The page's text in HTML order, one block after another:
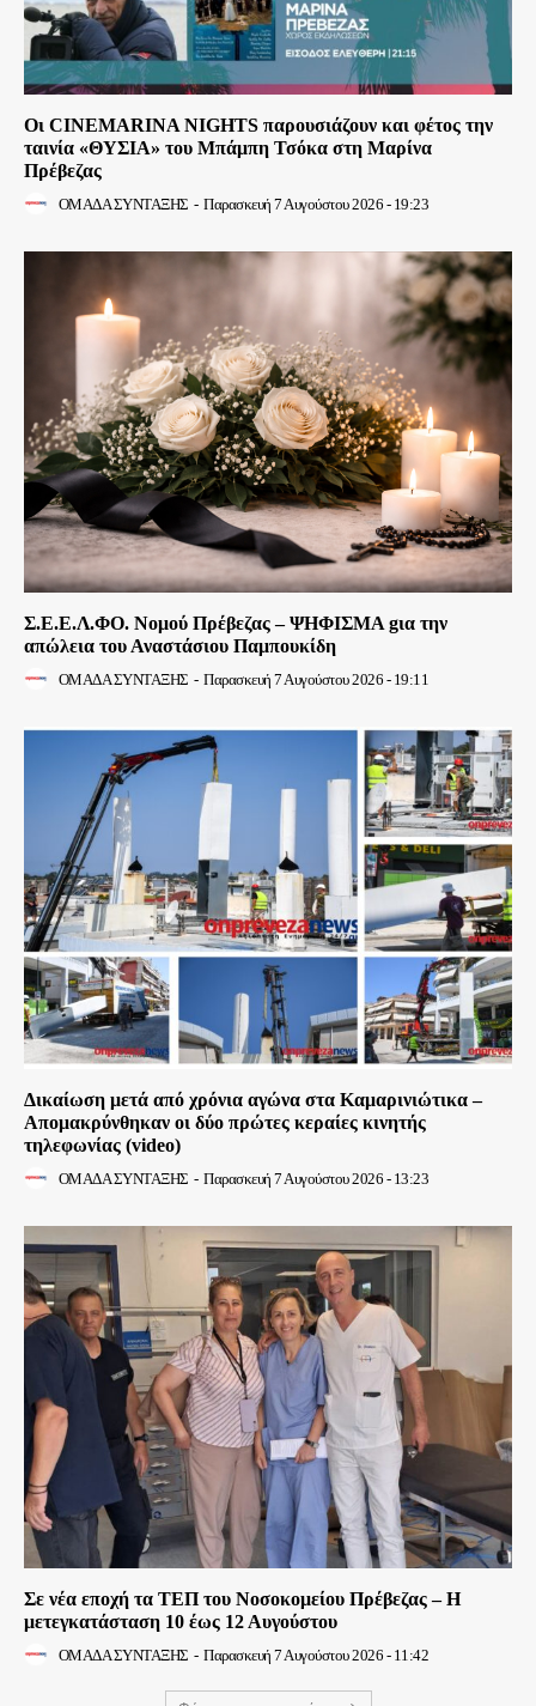
Οι CINEMARINA NIGHTS παρουσιάζουν και φέτος την
ταινία «ΘΥΣΙΑ» του Μπάμπη Τσόκα στη Μαρίνα
Πρέβεζας
ΟΜΑΔΑ ΣΥΝΤΑΞΗΣ - Παρασκευή 7 Αυγούστου 2026 - 19:23
Σ.Ε.Ε.Λ.ΦΟ. Νομού Πρέβεζας – ΨΗΦΙΣΜΑ gια την
απώλεια του Αναστάσιου Παμπουκίδη
ΟΜΑΔΑ ΣΥΝΤΑΞΗΣ - Παρασκευή 7 Αυγούστου 2026 - 19:11
Δικαίωση μετά από χρόνια αγώνα στα Καμαρινιώτικα –
Απομακρύνθηκαν οι δύο πρώτες κεραίες κινητής
τηλεφωνίας (video)
ΟΜΑΔΑ ΣΥΝΤΑΞΗΣ - Παρασκευή 7 Αυγούστου 2026 - 13:23
Σε νέα εποχή τα ΤΕΠ του Νοσοκομείου Πρέβεζας – Η
μετεγκατάσταση 10 έως 12 Αυγούστου
ΟΜΑΔΑ ΣΥΝΤΑΞΗΣ - Παρασκευή 7 Αυγούστου 2026 - 11:42